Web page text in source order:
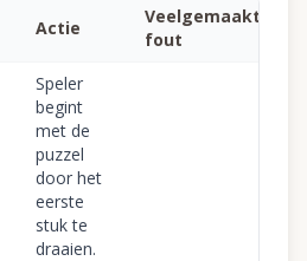
Actie
Veelgemaakte
fout
Speler
begint
met de
puzzel
door het
eerste
stuk te
draaien.